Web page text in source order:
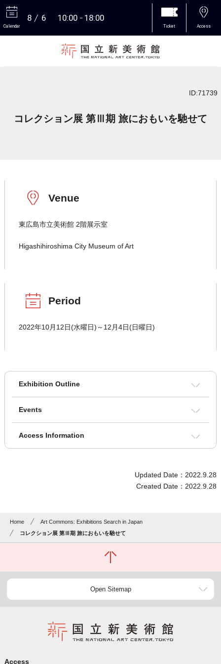
Calendar
8 6 10:00 18:00
Ticket Access
ID:71739
コレクション展 第Ⅲ期 旅におもいを馳せて
Venue
東広島市立美術館 2階展示室
Higashihiroshima City Museum of Art
Period
2022年10月12日(水曜日)～12月4日(日曜日)
Exhibition Outline
Events
Access Information
Updated Date：2022.9.28
Created Date：2022.9.28
Home
Art Commons: Exhibitions Search in Japan
コレクション展 第Ⅲ期 旅におもいを馳せて
Open Sitemap
Access